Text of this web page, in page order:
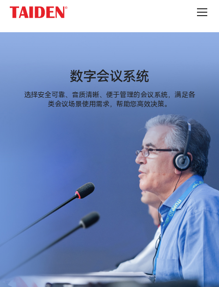
议
数字会议系统
选择安全可靠、音质清晰、便于管理的会议系统，满足各
类会议场景使用需求，帮助您高效决策。